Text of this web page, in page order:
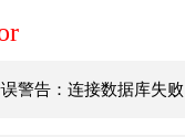
警告：连接数据库失